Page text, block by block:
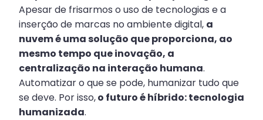
Apesar de frisarmos o uso de tecnologias e a
inserção de marcas no ambiente digital, a
nuvem é uma solução que proporciona, ao
mesmo tempo que inovação, a
centralização na interação humana.
Automatizar o que se pode, humanizar tudo que
se deve. Por isso,o futuro é híbrido: tecnologia
humanizada.